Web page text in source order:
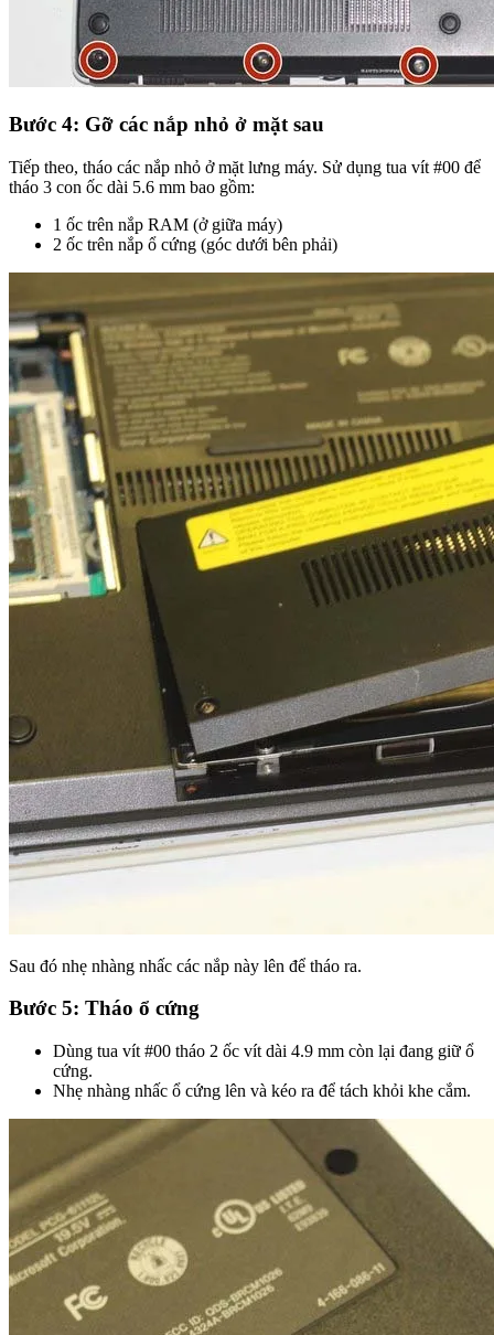
Bước 4: Gỡ các nắp nhỏ ở mặt sau
Tiếp theo, tháo các nắp nhỏ ở mặt lưng máy. Sử dụng tua vít #00 để
tháo 3 con ốc dài 5.6 mm bao gồm:
1 ốc trên nắp RAM (ở giữa máy)
2 ốc trên nắp ổ cứng (góc dưới bên phải)
Sau đó nhẹ nhàng nhấc các nắp này lên để tháo ra.
Bước 5: Tháo ổ cứng
Dùng tua vít #00 tháo 2 ốc vít dài 4.9 mm còn lại đang giữ ổ
cứng.
Nhẹ nhàng nhấc ổ cứng lên và kéo ra để tách khỏi khe cắm.